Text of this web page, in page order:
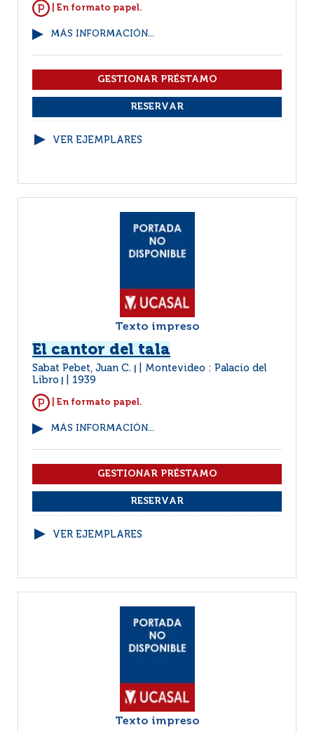
| En formato papel.
MÁS INFORMACIÓN...
VER EJEMPLARES
Texto impreso
El cantor del tala
Sabat Pebet, Juan C.
Montevideo : Palacio del
Libro
1939
| En formato papel.
MÁS INFORMACIÓN...
VER EJEMPLARES
Texto impreso